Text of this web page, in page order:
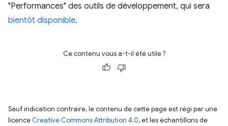
"Performances" des outils de développement, qui sera
bientôt disponible.
Ce contenu vous a-t-il été utile ?
Sauf indication contraire, le contenu de cette page est régi par une
licence Creative Commons Attribution 4.0, et les échantillons de